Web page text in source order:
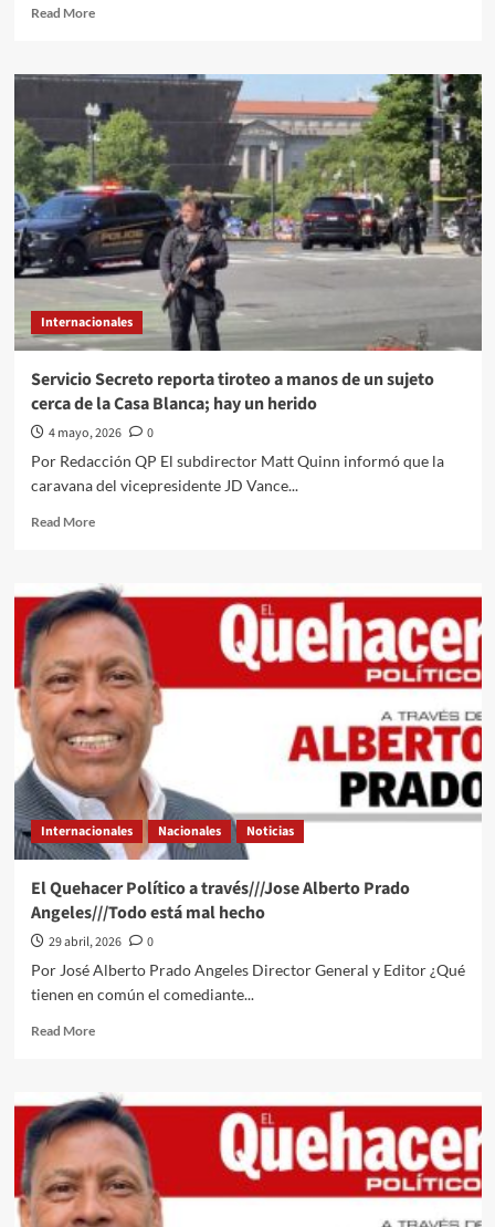
Read MoreRead
El
Político
Internacional
a
través
de
la
opinión///Carolina
Alonso
Romei///Paz
a
través
de
fuerza:
El
rediseño
orden
global
Estados
Unidos
Internacionales
Servicio Secreto reporta tiroteo a manos de un sujeto
cerca de la Casa Blanca; hay un herido
4 mayo, 2026
0
Por Redacción QP El subdirector Matt Quinn informó que la
caravana del vicepresidente JD Vance...
Read MoreRead
Servicio
Secreto
reporta
tiroteo
a
manos
de
un
sujeto
cerca
de
la
Casa
Blanca;
un
herido
Internacionales Nacionales Noticias
El Quehacer Político a través///Jose Alberto Prado
Angeles///Todo está mal hecho
29 abril, 2026
0
Por José Alberto Prado Angeles Director General y Editor ¿Qué
tienen en común el comediante...
Read MoreRead
El
Quehacer
Político
través///Jose
Alberto
Prado